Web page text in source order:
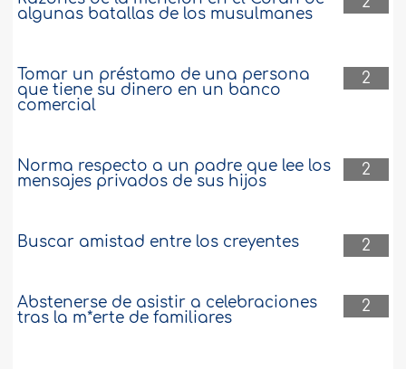
algunas batallas de los musulmanes
2
Tomar un préstamo de una persona
que tiene su dinero en un banco
comercial
2
Norma respecto a un padre que lee los
mensajes privados de sus hijos
2
Buscar amistad entre los creyentes
2
Abstenerse de asistir a celebraciones
tras la m*erte de familiares